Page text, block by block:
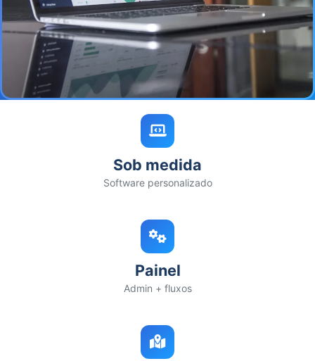
Sob medida
Software personalizado
Painel
Admin + fluxos